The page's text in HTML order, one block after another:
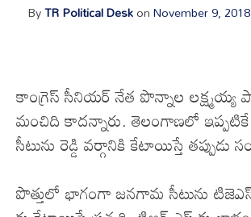
ByTR Political DeskonNovember 9, 2018
కాంగ్రెస్ సీనియర్ నేత పొన్నాల లక్ష్మయ్య
మంచిది కాదన్నారు. తెలంగాణలో
సీటును రెడ్డి వర్గానికి కేటాయిస్తే
పొత్తులో భాగంగా జనగామ సీటును